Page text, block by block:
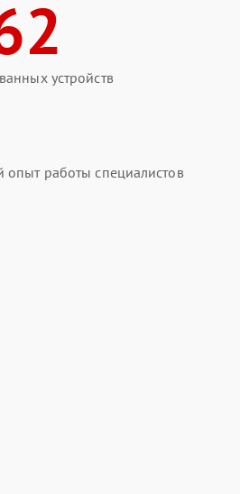
устройств
работы специалистов